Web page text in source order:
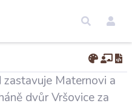
zastavuje Maternovi a
dvůr Vršovice za